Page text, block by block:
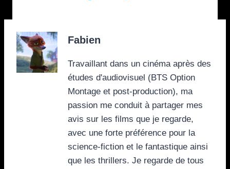
Fabien
Travaillant dans un cinéma après des
études d'audiovisuel (BTS Option
Montage et post-production), ma
passion me conduit à partager mes
avis sur les films que je regarde,
avec une forte préférence pour la
science-fiction et le fantastique ainsi
que les thrillers. Je regarde de tous